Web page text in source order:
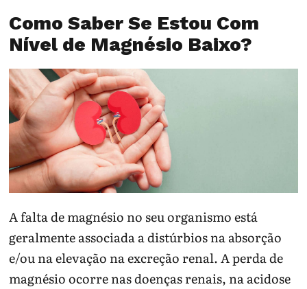
Como Saber Se Estou Com
Nível de Magnésio Baixo?
A falta de magnésio no seu organismo está
geralmente associada a distúrbios na absorção
e/ou na elevação na excreção renal. A perda de
magnésio ocorre nas doenças renais, na acidose